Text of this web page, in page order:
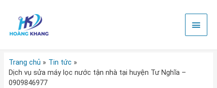
dung
Menu
chính
Trang chủ
Tin tức
Dịch vụ sửa máy lọc nước tận nhà tại huyện Tư Nghĩa –
0909846977